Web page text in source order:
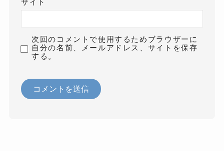
サイト
次回のコメントで使用するためブラウザーに
自分の名前、メールアドレス、サイトを保存
する。